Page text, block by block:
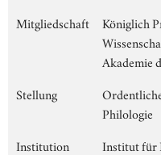
Mitgliedschaft
Königlich
Akademie
Stellung
Philologie
Institution
Institut für